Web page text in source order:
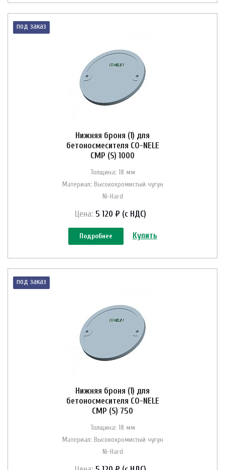
под заказ
Нижняя броня (1) для
бетоносмесителя CO-NELE
CMP (S) 1000
Толщина: 18 мм
Материал: Высокохромистый чугун
Ni-Hard
Цена: 5 120 ₽ (с НДС)
Подробнее Купить
под заказ
Нижняя броня (1) для
бетоносмесителя CO-NELE
CMP (S) 750
Толщина: 18 мм
Материал: Высокохромистый чугун
Ni-Hard